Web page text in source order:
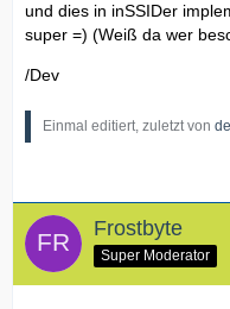
und dies in inSSIDer
super =) (Weiß da wer
/Dev
Einmal editiert, zuletzt von
Frostbyte
Super Moderator